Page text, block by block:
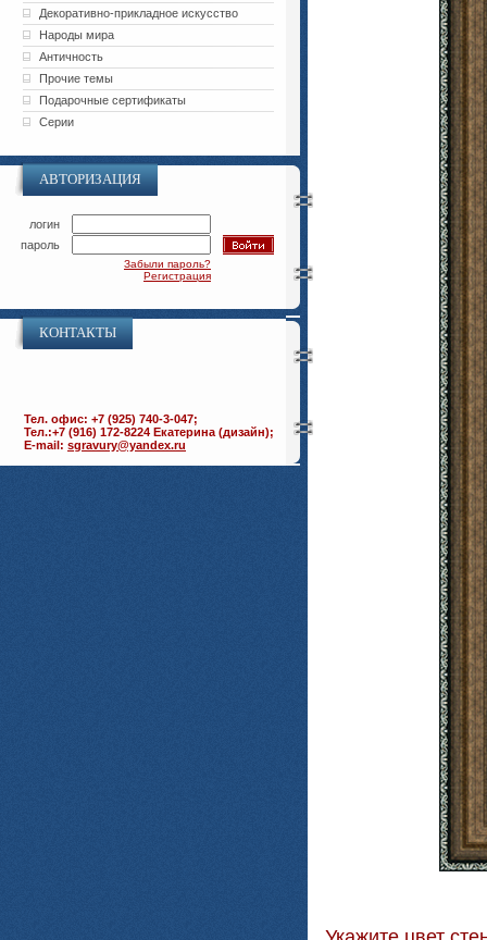
Декоративно-прикладное искусство
Народы мира
Античность
Прочие темы
Подарочные сертификаты
Серии
АВТОРИЗАЦИЯ
логин
пароль
Забыли пароль?
Регистрация
КОНТАКТЫ
Тел. офис: +7 (925) 740-3-047;
Тел.:+7 (916) 172-8224 Екатерина (дизайн);
E-mail: sgravury@yandex.ru